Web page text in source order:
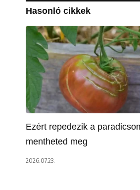
Hasonló cikkek
Ezért repedezik a
mentheted meg
2026.07.23.